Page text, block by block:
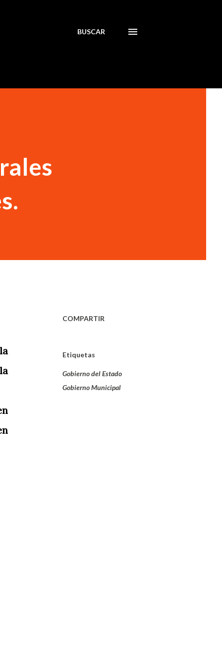
BUSCAR
COMPARTIR
Etiquetas
Gobierno del Estado
Gobierno Municipal